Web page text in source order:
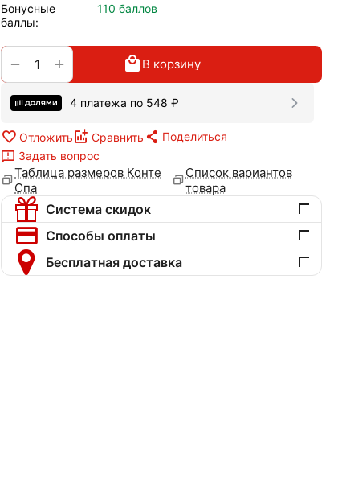
Бонусные
баллы:
110 баллов
+
− В корзину
4 платежа по 548 ₽
Отложить Сравнить
Поделиться
Задать вопрос
Таблица размеров Конте
Спа
Список вариантов
товара
Система скидок
Способы оплаты
Бесплатная доставка